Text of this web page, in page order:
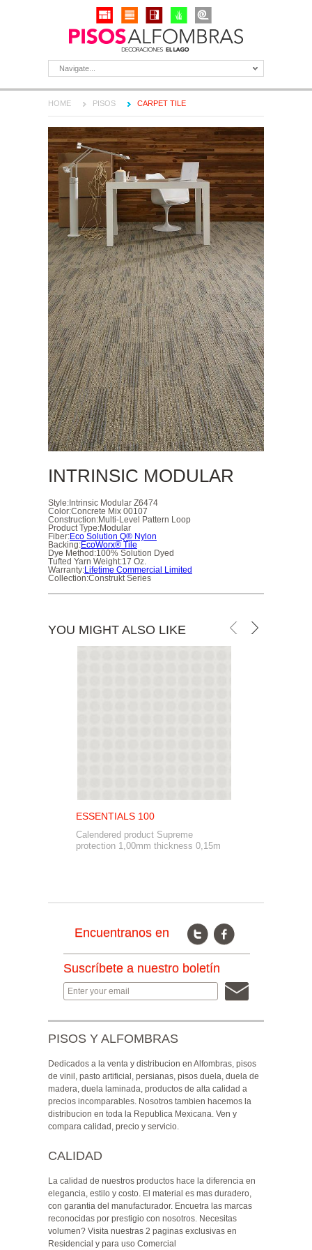
Navigate...
HOME PISOS CARPET TILE
INTRINSIC MODULAR
Style: Intrinsic Modular Z6474
Color:Concrete Mix 00107
Construction:Multi-Level Pattern Loop
Product Type:Modular
Fiber:Eco Solution Q® Nylon
Backing:EcoWorx® Tile
Dye Method:100% Solution Dyed
Tufted Yarn Weight:17 Oz.
Warranty:Lifetime Commercial Limited
Collection:Construkt Series
YOU MIGHT ALSO LIKE
ESSENTIALS 100
Calendered product Supreme
protection 1,00mm thickness 0,15m
Encuentranos en
Suscríbete a nuestro boletín
PISOS Y ALFOMBRAS
Dedicados a la venta y distribucion en Alfombras, pisos
de vinil, pasto artificial, persianas, pisos duela, duela de
madera, duela laminada, productos de alta calidad a
precios incomparables. Nosotros tambien hacemos la
distribucion en toda la Republica Mexicana. Ven y
compara calidad, precio y servicio.
CALIDAD
La calidad de nuestros productos hace la diferencia en
elegancia, estilo y costo. El material es mas duradero,
con garantia del manufacturador. Encuetra las marcas
reconocidas por prestigio con nosotros. Necesitas
volumen? Visita nuestras 2 paginas exclusivas en
Residencial y para uso Comercial